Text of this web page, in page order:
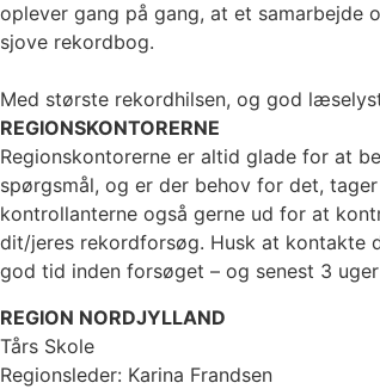
oplever gang på gang, at et
sjove rekordbog.
Med største rekordhilsen, og god
REGIONSKONTORERNE
Regionskontorerne er altid glade for at
spørgsmål, og er der behov for det, tager
kontrollanterne også gerne ud for at
dit/jeres rekordforsøg. Husk at kontakte
god tid inden forsøget – og senest 3
REGION NORDJYLLAND
Tårs Skole
Regionsleder: Karina Frandsen